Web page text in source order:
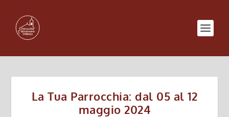
La Tua Parrocchia: dal 05 al 12
maggio 2024